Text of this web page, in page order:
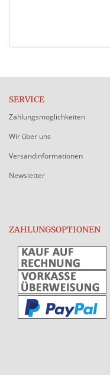
SERVICE
Zahlungsmöglichkeiten
Wir über uns
Versandinformationen
Newsletter
ZAHLUNGSOPTIONEN